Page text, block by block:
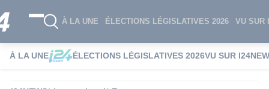
À LA UNE ÉLECTIONS LÉGISLATIVES 2026 VU SUR
À LA UNE ÉLECTIONS LÉGISLATIVES 2026VU SUR